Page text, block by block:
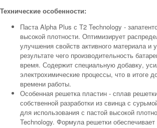
Технические особенности:
Паста Alpha Plus с T2 Technology -
высокой плотности. Оптимизирует
улучшения свойств активного материала и
результате чего производительность
время. Содержит специальную добавку,
электрохимические процессы, что в итоге
времени работы.
Особенная решетка пластин - сплав
собственной разработки из свинца с
для использования с пастой высокой
Technology. Формула решетки